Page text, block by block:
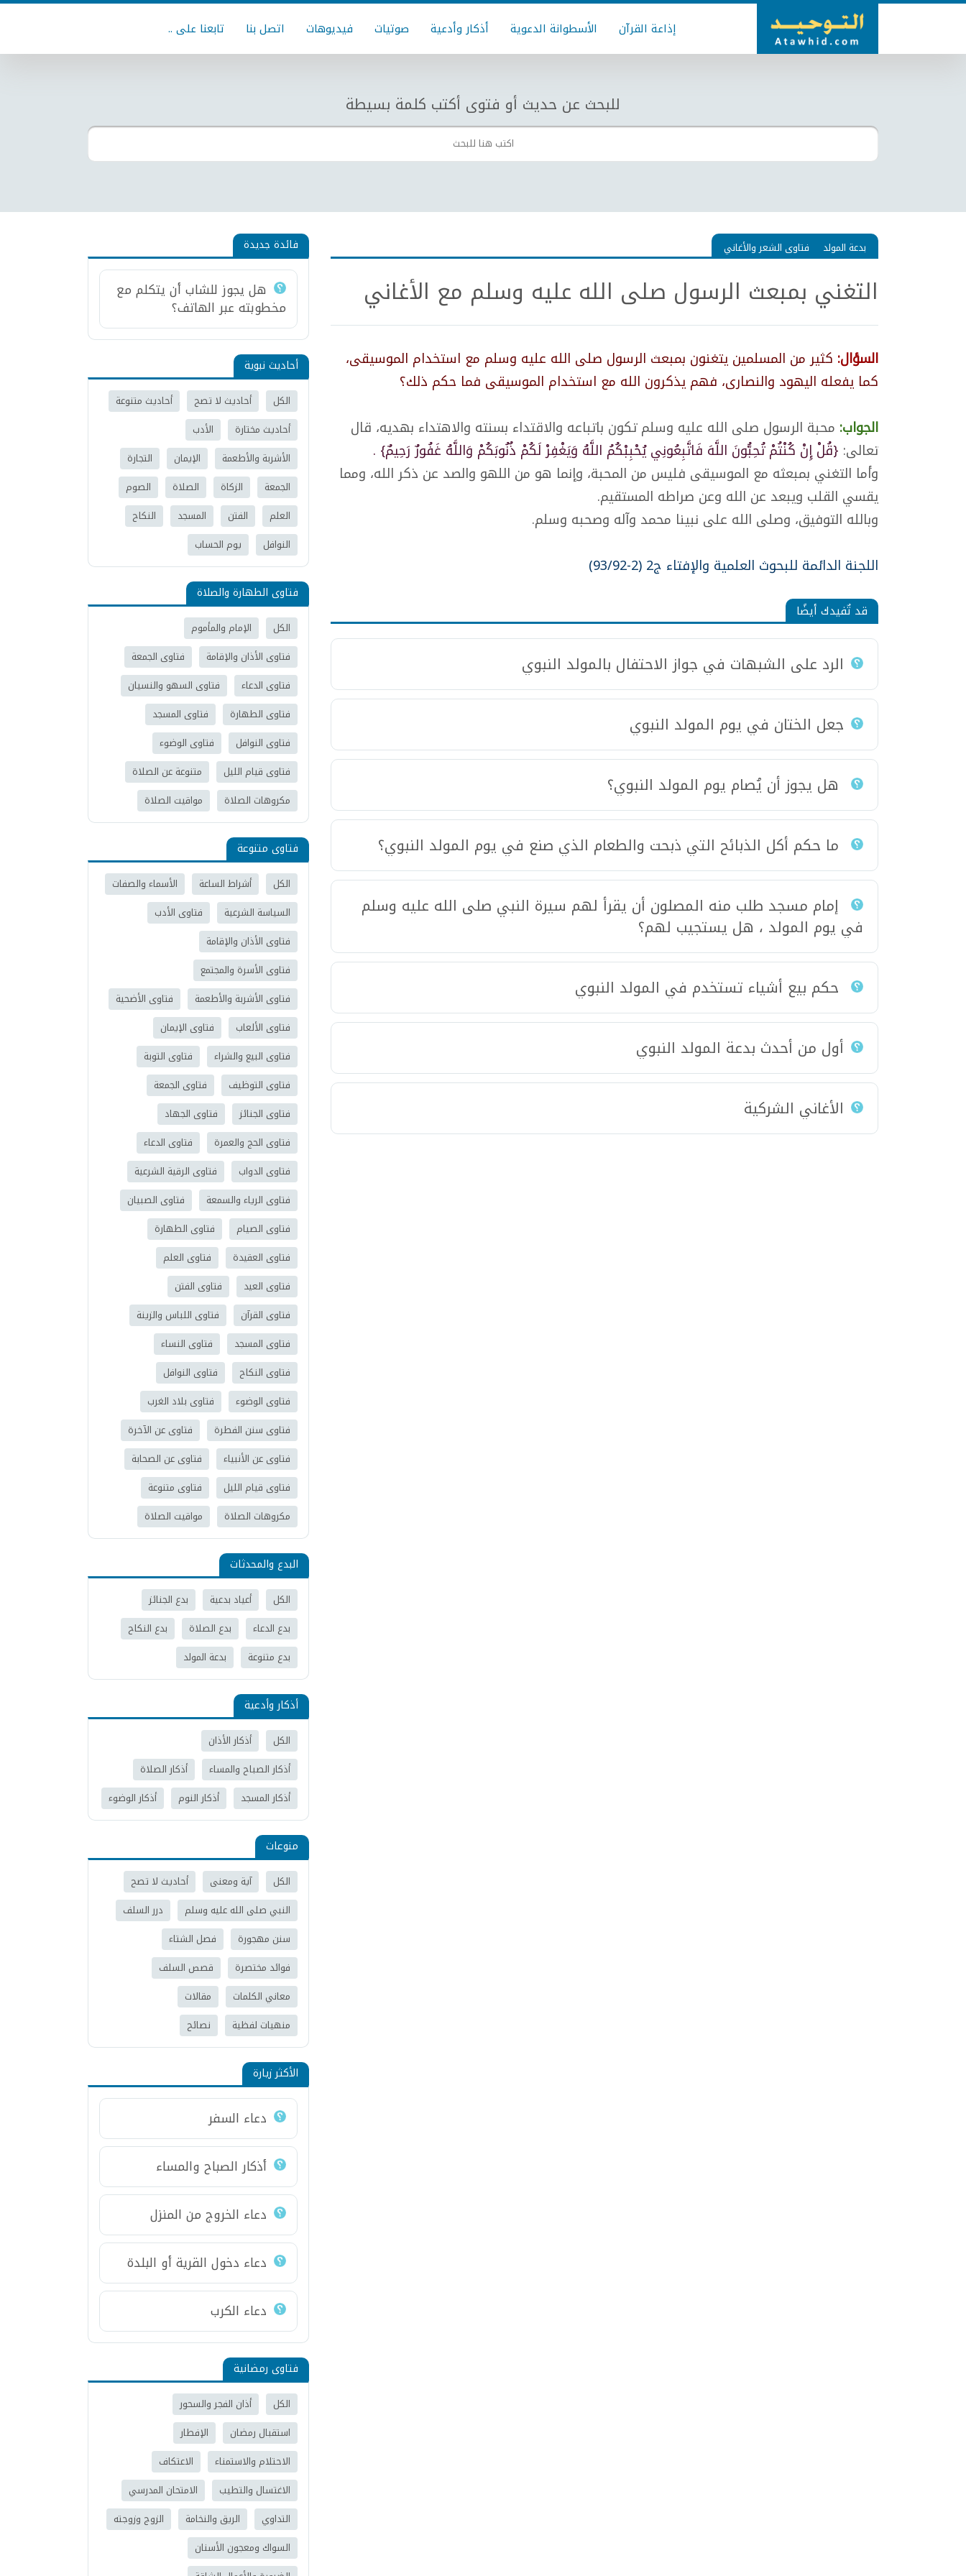
إذاعة القرآن الأسطوانة الدعوية أذكار وأدعية صوتيات فيديوهات اتصل بنا تابعنا على ..
للبحث عن حديث أو فتوى أكتب كلمة بسيطة
بدعة المولد فتاوى الشعر والأغاني
التغني بمبعث الرسول صلى الله عليه وسلم مع الأغاني
السؤال: كثير من المسلمين يتغنون بمبعث الرسول صلى الله عليه وسلم مع استخدام الموسيقى،
كما يفعله اليهود والنصارى، فهم يذكرون الله مع استخدام الموسيقى فما حكم ذلك؟
الجواب: محبة الرسول صلى الله عليه وسلم تكون باتباعه والاقتداء بسنته والاهتداء بهديه، قال
تعالى: {قُلْ إِنْ كُنْتُمْ تُحِبُّونَ اللَّهَ فَاتَّبِعُونِي يُحْبِبْكُمُ اللَّهُ وَيَغْفِرْ لَكُمْ ذُنُوبَكُمْ وَاللَّهُ غَفُورٌ رَحِيمٌ} .
وأما التغني بمبعثه مع الموسيقى فليس من المحبة، وإنما هو من اللهو والصد عن ذكر الله، ومما
يقسي القلب ويبعد عن الله وعن صراطه المستقيم.
وبالله التوفيق، وصلى الله على نبينا محمد وآله وصحبه وسلم.
اللجنة الدائمة للبحوث العلمية والإفتاء ج2 (2-93/92)
قد تٌفيدك أيضًا
الرد على الشبهات في جواز الاحتفال بالمولد النبوي
جعل الختان في يوم المولد النبوي
هل يجوز أن يُصام يوم المولد النبوي؟
ما حكم أكل الذبائح التي ذبحت والطعام الذي صنع في يوم المولد النبوي؟
إمام مسجد طلب منه المصلون أن يقرأ لهم سيرة النبي صلى الله عليه وسلم
في يوم المولد ، هل يستجيب لهم؟
حكم بيع أشياء تستخدم في المولد النبوي
أول من أحدث بدعة المولد النبوي
الأغاني الشركية
فائدة جديدة
هل يجوز للشاب أن يتكلم مع
مخطوبته عبر الهاتف؟
أحاديث نبوية
الكل أحاديث لا تصح
أحاديث متنوعة
أحاديث مختارة
الأدب
الأشربة والأطعمة
الإيمان
التجارة
الجمعة
الزكاة الصلاة
الصوم
العلم
الفتن المسجد
النكاح
النوافل
يوم الحساب
فتاوى الطهارة والصلاة
الكل
الإمام والمأموم
فتاوى الأذان والإقامة
فتاوى الجمعة
فتاوى الدعاء
فتاوى السهو والنسيان
فتاوى الطهارة
فتاوى المسجد
فتاوى النوافل
فتاوى الوضوء
فتاوى قيام الليل
متنوعة عن الصلاة
مكروهات الصلاة
مواقيت الصلاة
فتاوى متنوعة
الكل أشراط الساعة
الأسماء والصفات
السياسة الشرعية
فتاوى الأدب
فتاوى الأذان والإقامة
فتاوى الأسرة والمجتمع
فتاوى الأشربة والأطعمة
فتاوى الأضحية
فتاوى الألعاب
فتاوى الإيمان
فتاوى البيع والشراء
فتاوى التوبة
فتاوى التوظيف
فتاوى الجمعة
فتاوى الجنائز
فتاوى الجهاد
فتاوى الحج والعمرة
فتاوى الدعاء
فتاوى الدواب
فتاوى الرقية الشرعية
فتاوى الرياء والسمعة
فتاوى الصبيان
فتاوى الصيام
فتاوى الطهارة
فتاوى العقيدة
فتاوى العلم
فتاوى العيد
فتاوى الفتن
فتاوى القرآن
فتاوى اللباس والزينة
فتاوى المسجد
فتاوى النساء
فتاوى النكاح
فتاوى النوافل
فتاوى الوضوء
فتاوى بلاد الغرب
فتاوى سنن الفطرة
فتاوى عن الآخرة
فتاوى عن الأنبياء
فتاوى عن الصحابة
فتاوى قيام الليل
فتاوى متنوعة
مكروهات الصلاة
مواقيت الصلاة
البدع والمحدثات
الكل أعياد بدعية
بدع الجنائز
بدع الدعاء
بدع الصلاة
بدع النكاح
بدع متنوعة
بدعة المولد
أذكار وأدعية
الكل
أذكار الأذان
أذكار الصباح والمساء
أذكار الصلاة
أذكار المسجد
أذكار النوم أذكار الوضوء
منوعات
الكل آية ومعنى
أحاديث لا تصح
النبي صلى الله عليه وسلم
درر السلف
سنن مهجورة
فصل الشتاء
فوائد مختصرة
قصص السلف
معاني الكلمات
مقالات
منهيات لفظية
نصائح
الأكثر زيارة
دعاء السفر
أذكار الصباح والمساء
دعاء الخروج من المنزل
دعاء دخول القرية أو البلدة
دعاء الكرب
فتاوى رمضانية
الكل
أذان الفجر والسحور
استقبال رمضان
الإفطار
الاحتلام والاستمناء
الاعتكاف
الاغتسال والتطيب
الامتحان المدرسي
التداوي
الريق والنخامة
الزوج وزوجته
السواك ومعجون الأسنان